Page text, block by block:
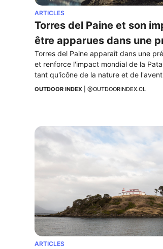
ARTICLES
Torres del Paine et son
être apparues dans une
d'Apple
Torres del Paine apparaît dans une
et renforce l'impact mondial de la
tant qu'icône de la nature et de
OUTDOOR INDEX @OUTDOORINDEX.CL
ARTICLES